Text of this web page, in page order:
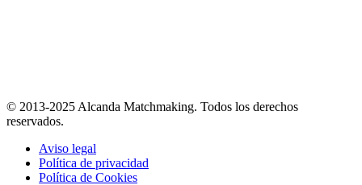
© 2013-2025 Alcanda Matchmaking. Todos los derechos
reservados.
Aviso legal
Política de privacidad
Política de Cookies